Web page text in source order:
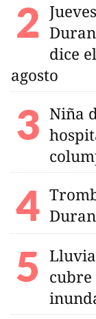
dice
agosto
Niña
cubre